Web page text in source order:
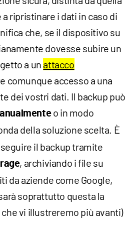
ripristinare i dati in caso di
che, se il dispositivo su
dovesse subire un
a un attacco
comunque accesso a una
dei vostri dati. Il backup può
o in modo
della soluzione scelta. È
il backup tramite
, archiviando i file su
da aziende come Google,
soprattutto questa la
vi illustreremo più avanti)